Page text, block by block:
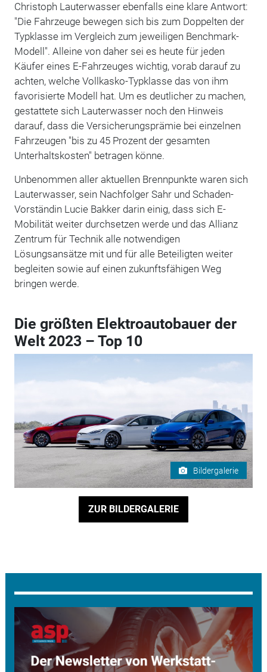
Christoph Lauterwasser ebenfalls eine klare Antwort:
"Die Fahrzeuge bewegen sich bis zum Doppelten der
Typklasse im Vergleich zum jeweiligen Benchmark-
Modell". Alleine von daher sei es heute für jeden
Käufer eines E-Fahrzeuges wichtig, vorab darauf zu
achten, welche Vollkasko-Typklasse das von ihm
favorisierte Modell hat. Um es deutlicher zu machen,
gestattete sich Lauterwasser noch den Hinweis
darauf, dass die Versicherungsprämie bei einzelnen
Fahrzeugen "bis zu 45 Prozent der gesamten
Unterhaltskosten" betragen könne.
Unbenommen aller aktuellen Brennpunkte waren sich
Lauterwasser, sein Nachfolger Sahr und Schaden-
Vorständin Lucie Bakker darin einig, dass sich E-
Mobilität weiter durchsetzen werde und das Allianz
Zentrum für Technik alle notwendigen
Lösungsansätze mit und für alle Beteiligten weiter
begleiten sowie auf einen zukunftsfähigen Weg
bringen werde.
Die größten Elektroautobauer der
Welt 2023 – Top 10
Bildergalerie
ZUR BILDERGALERIE